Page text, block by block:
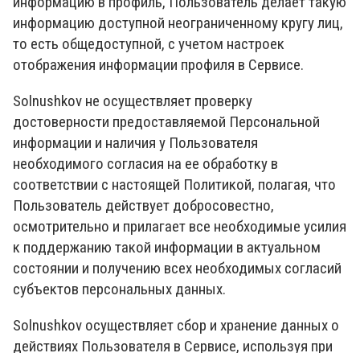
информацию доступной неограниченному кругу лиц,
то есть общедоступной, с учетом настроек
отображения информации профиля в Сервисе.
Solnushkov не осуществляет проверку
достоверности предоставляемой Персональной
информации и наличия у Пользователя
необходимого согласия на ее обработку в
соответствии с настоящей Политикой, полагая, что
Пользователь действует добросовестно,
осмотрительно и прилагает все необходимые усилия
к поддержанию такой информации в актуальном
состоянии и получению всех необходимых согласий
субъектов персональных данных.
Solnushkov осуществляет сбор и хранение данных о
действиях Пользователя в Сервисе, используя при